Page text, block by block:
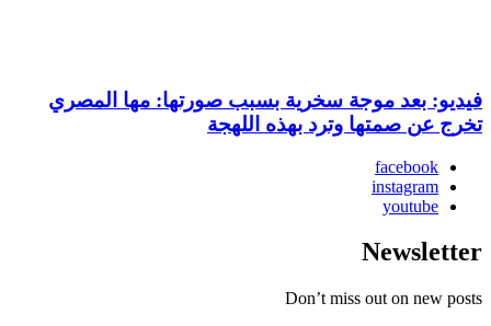
فيديو: بعد موجة سخرية بسبب صورتها: مها المصري
تخرج عن صمتها وترد بهذه اللهجة
facebook
instagram
youtube
Newsletter
Don’t miss out on new posts